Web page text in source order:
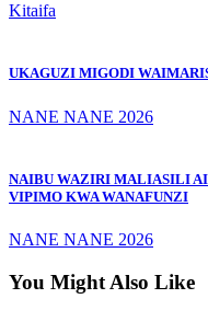
Kitaifa
UKAGUZI MIGODI
NANE NANE 2026
NAIBU WAZIRI MALIASILI
VIPIMO KWA WANAFUNZI
NANE NANE 2026
You Might Also Like